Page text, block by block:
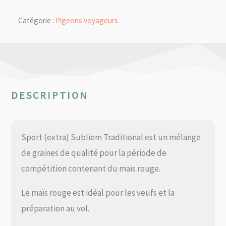
Catégorie : Pigeons voyageurs
DESCRIPTION
Sport (extra) Subliem Traditional est un mélange
de graines de qualité pour la période de
compétition contenant du maïs rouge.
Le maïs rouge est idéal pour les veufs et la
préparation au vol.